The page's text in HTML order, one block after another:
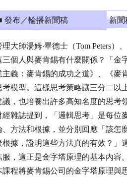
發布／輪播新聞稿 新聞
理大師湯姆‧畢德士（Tom Peters）
三個人與麥肯錫有什麼關係？「金
主義：麥肯錫的成功之道》、《麥
考模型。這樣思考策略讓三分二以
議，也培養出許多高知名度的思考
經雜誌提到，「邏輯思考」是每位
、方法和根據，並分別回應「該怎
根據，證明這些方法真的有效？」
服，這正是金字塔原理的基本內容。
課程將麥肯錫公司的金字塔原理與